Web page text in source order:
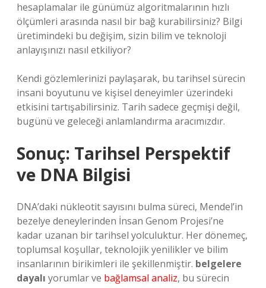
hesaplamalar ile günümüz algoritmalarının hızlı
ölçümleri arasında nasıl bir bağ kurabilirsiniz? Bilgi
üretimindeki bu değişim, sizin bilim ve teknoloji
anlayışınızı nasıl etkiliyor?
Kendi gözlemlerinizi paylaşarak, bu tarihsel sürecin
insani boyutunu ve kişisel deneyimler üzerindeki
etkisini tartışabilirsiniz. Tarih sadece geçmişi değil,
bugünü ve geleceği anlamlandırma aracımızdır.
Sonuç: Tarihsel Perspektif
ve DNA Bilgisi
DNA’daki nükleotit sayısını bulma süreci, Mendel’in
bezelye deneylerinden İnsan Genom Projesi’ne
kadar uzanan bir tarihsel yolculuktur. Her dönemeç,
toplumsal koşullar, teknolojik yenilikler ve bilim
insanlarının birikimleri ile şekillenmiştir. belgelere
dayalı yorumlar ve bağlamsal analiz, bu sürecin